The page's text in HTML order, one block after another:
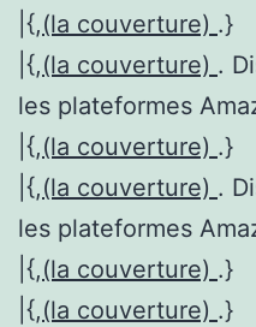
|{,(la couverture) .}
|{,(la couverture) .
les plateformes
|{,(la couverture) .}
|{,(la couverture) .
les plateformes
|{,(la couverture) .}
|{,(la couverture) .}